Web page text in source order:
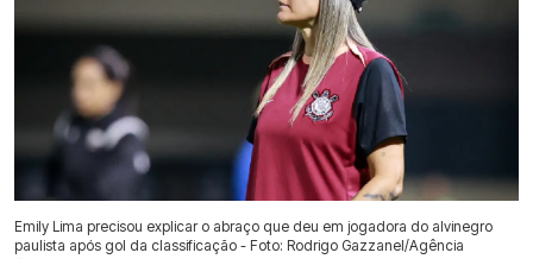
Emily Lima precisou explicar o abraço que deu em jogadora do alvinegro
paulista após gol da classificação - Foto: Rodrigo Gazzanel/Agência